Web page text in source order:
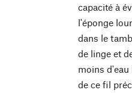
capacité à
l'éponge
dans le
de linge et
moins
de ce fil